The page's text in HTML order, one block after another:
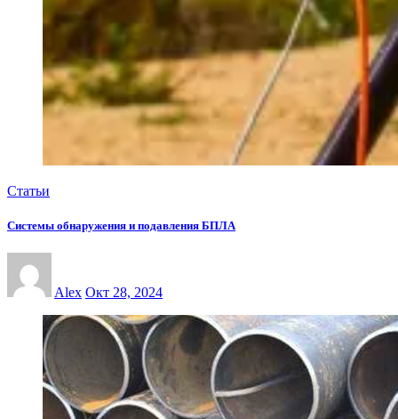
Статьи
Системы обнаружения и подавления БПЛА
Alex Окт 28, 2024